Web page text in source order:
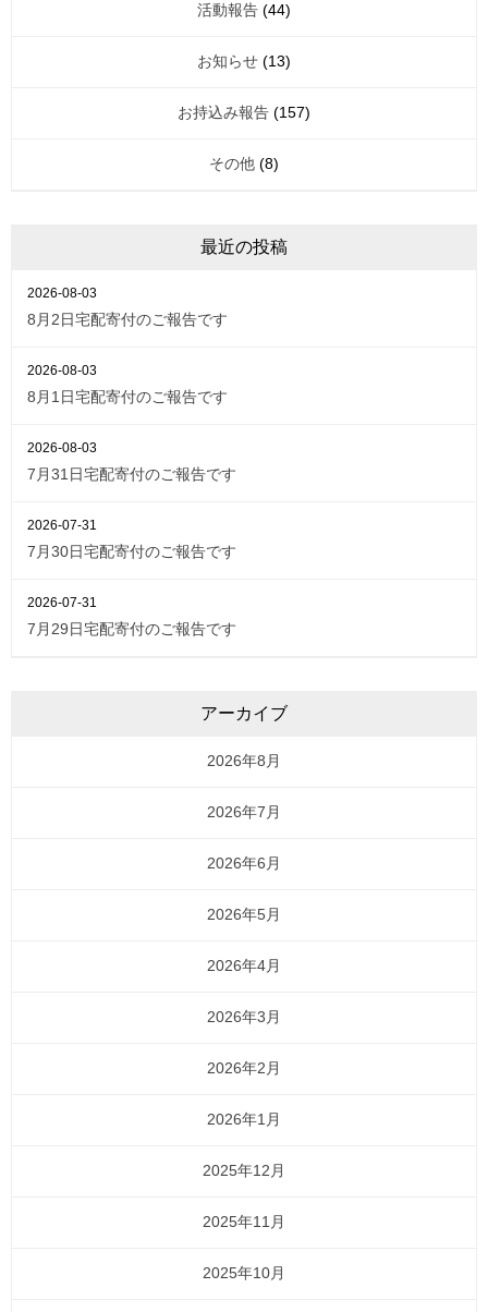
活動報告 (44)
お知らせ (13)
お持込み報告 (157)
その他 (8)
最近の投稿
8月2日宅配寄付のご報告です
2026-08-03
8月1日宅配寄付のご報告です
2026-08-03
7月31日宅配寄付のご報告です
2026-08-03
7月30日宅配寄付のご報告です
2026-07-31
7月29日宅配寄付のご報告です
2026-07-31
アーカイブ
2026年8月
2026年7月
2026年6月
2026年5月
2026年4月
2026年3月
2026年2月
2026年1月
2025年12月
2025年11月
2025年10月